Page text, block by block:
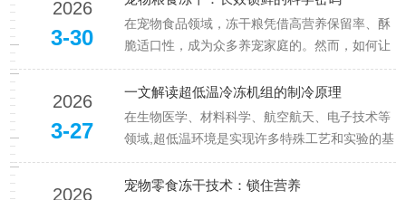
的冷冻干燥过程，为高品质冻干产品筑牢根基。
制冷系统是冻干机的“冷源中枢”...
2026
3-30
在宠物食品领域，冻干粮凭借高营养保留率、酥
脆适口性，成为众多养宠家庭的。然而，如何让
这份“鲜”与“营养”长久留存，避免受潮、变质，是
保障宠物健康的关键。想要让宠物粮食冻干实现
最长保存时间，需从生产端到储存端，构建全流
程的科学锁鲜体系。原料把...
2026
3-27
一文解读超低温冷冻机组的制冷原理
在生物医学、材料科学、航空航天、电子技术等
领域,超低温环境是实现许多特殊工艺和实验的基
础条件。超低温冷冻机组作为专业提供超低温环
境的制冷设备,能够实现从-40℃到-150℃甚至更
2026 宠物零食冻干技术：锁住营养